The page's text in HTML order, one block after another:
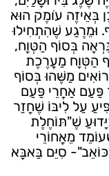
בְּאֵיזֶה עֹומֶק הוּא
וּמֵרֶגַע שֶׁהִתְחִילוּ
בְּסוֹף הַטְּוָח,
הַטְּוָח מַעֲרֶכֶת
מַשֶּׁהוּ בְּסוֹף
פַּעַם אַחֲרֵי פַּעַם
עַל לִיבּוֹ שֶׁחָזַר
שֶׁ"תּוֹחֶלֶת
מֵאֲחוֹרֵי
סִיֵּם בַּאבָּא